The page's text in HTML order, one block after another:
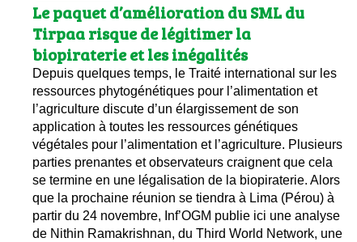
Le paquet d’amélioration du SML du
Tirpaa risque de légitimer la
biopiraterie et les inégalités
Depuis quelques temps, le Traité international sur les
ressources phytogénétiques pour l’alimentation et
l’agriculture discute d’un élargissement de son
application à toutes les ressources génétiques
végétales pour l’alimentation et l’agriculture. Plusieurs
parties prenantes et observateurs craignent que cela
se termine en une légalisation de la biopiraterie. Alors
que la prochaine réunion se tiendra à Lima (Pérou) à
partir du 24 novembre, Inf’OGM publie ici une analyse
de Nithin Ramakrishnan, du Third World Network, une